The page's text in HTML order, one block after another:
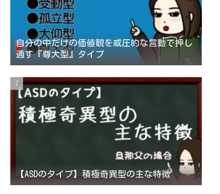
自分の中だけの価値観を威圧的な言動で押し
通す『尊大型』タイプ
【ASDのタイプ】積極奇異型の主な特徴